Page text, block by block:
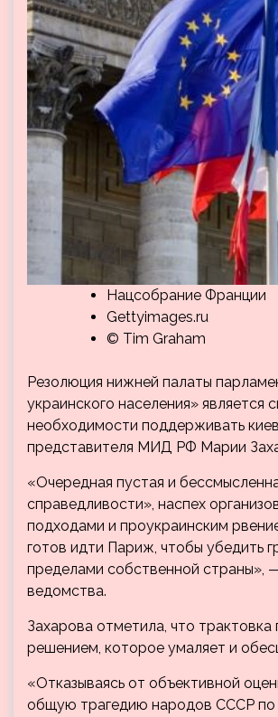
Нацсобрание Франции
Gettyimages.ru
© Tim Graham
Резолюция нижней палаты
украинского населения» является
необходимости поддерживать
представителя МИД РФ Марии
«Очередная пустая и
справедливости», наспех
подходами и проукраинским
готов идти Париж, чтобы убедить
пределами собственной страны»,
ведомства.
Захарова отметила, что
решением, которое умаляет и
«Отказываясь от объективной
общую трагедию народов СССР по